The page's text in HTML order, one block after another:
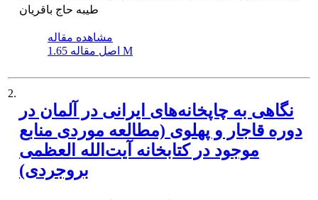
طیبه حاج باقریان
مشاهده مقاله
اصل مقاله 1.65 M
2.
نگاهی به چاپخانه‌های ایرانی در آلمان در
دوره قاجار و پهلوی (مطالعه موردی منابع
موجود در کتابخانه آیت‌الله العظمی
بروجردی)